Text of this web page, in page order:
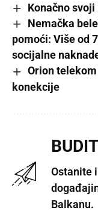
Konačno
Nemačka
pomoći: Više od
socijalne
Orion
konekcije
Ostanite
Balkanu.